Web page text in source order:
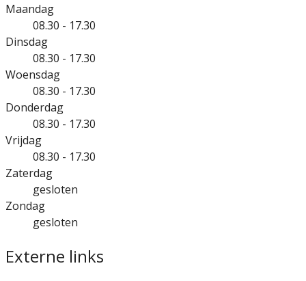
Maandag
08.30 - 17.30
Dinsdag
08.30 - 17.30
Woensdag
08.30 - 17.30
Donderdag
08.30 - 17.30
Vrijdag
08.30 - 17.30
Zaterdag
gesloten
Zondag
gesloten
Externe links